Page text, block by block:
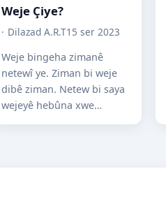
Weje Çiye?
Dilazad A.R.T15 ser 2023
Weje bingeha zimanê
netewî ye. Ziman bi weje
dibê ziman. Netew bi saya
wejeyê hebûna xwe
didomênin. Ger zimanê